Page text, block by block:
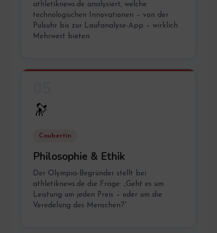
athletiknews.de analysiert, welche
technologischen Innovationen – von der
Pulsuhr bis zur Laufanalyse-App – wirklich
Mehrwert bieten.
🔭
Coubertin
Philosophie & Ethik
Der Olympia-Begründer stellt bei
athletiknews.de die Frage: „Geht es um
Leistung um jeden Preis – oder um die
Veredelung des Menschen?“